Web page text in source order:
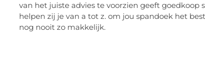
van het juiste advies te voorzien geeft
helpen zij je van a tot z. om jou spandoek het
nog nooit zo makkelijk.